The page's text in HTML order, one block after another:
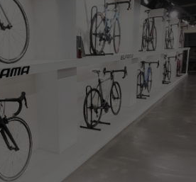
페이코 ID로